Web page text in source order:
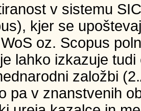
v sistemu
kjer se
oz. Scopus
lahko izkazuje
založbi
pa v znanstvenih